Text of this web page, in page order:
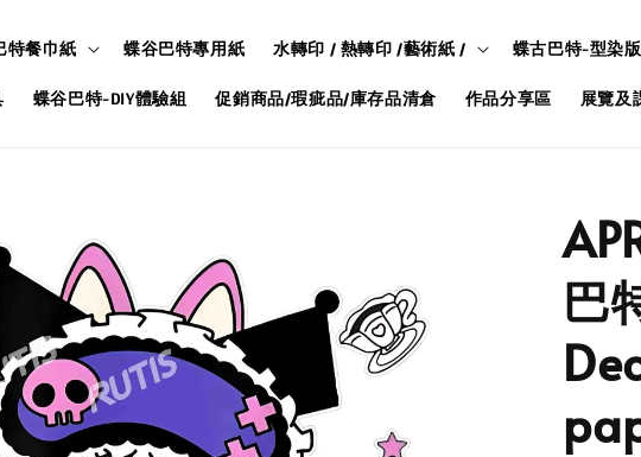
特餐巾紙 蝶谷巴特專用紙 水轉印 / 熱轉印 /藝術紙 / 蝶古巴特-型染版
蝶谷巴特-DIY體驗組 促銷商品/瑕疵品/庫存品清倉 作品分享區 展覽及
巴